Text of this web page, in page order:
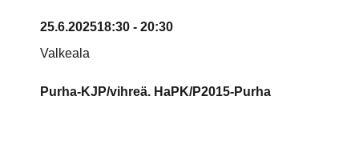
25.6.202518:30 - 20:30
Valkeala
Purha-KJP/vihreä. HaPK/P2015-Purha